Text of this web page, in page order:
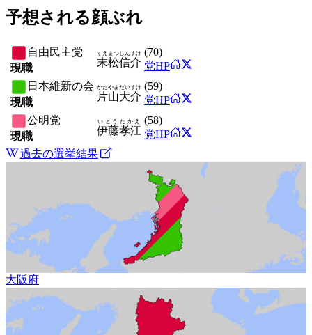
予想される顔ぶれ
自由民主党
現職
末松
すえまつ
信介
しんすけ (70)
党HP
日本維新の会
現職
片山
かたやま
大介
だいすけ (59)
党HP
公明党
現職
伊藤
いとう
孝江
たかえ (58)
党HP
過去の選挙結果
大阪府